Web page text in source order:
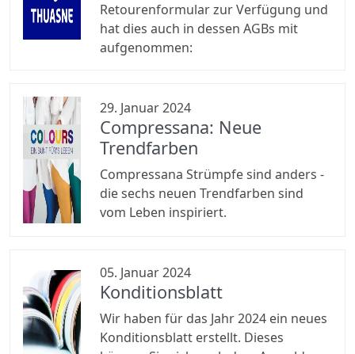
Retourenformular zur Verfügung und
hat dies auch in dessen AGBs mit
aufgenommen:
29. Januar 2024
Compressana: Neue
Trendfarben
Compressana Strümpfe sind anders -
die sechs neuen Trendfarben sind
vom Leben inspiriert.
05. Januar 2024
Konditionsblatt
Wir haben für das Jahr 2024 ein neues
Konditionsblatt erstellt. Dieses